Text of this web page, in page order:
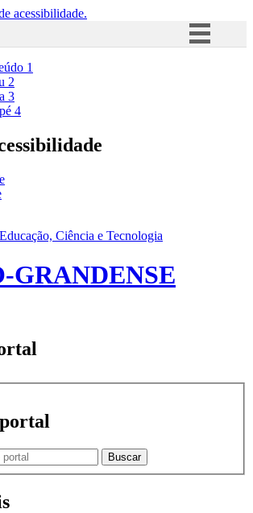
acessibilidade.
Acesso à informação
1
2
3
4
Ciência e Tecnologia
GRANDENSE
Buscar